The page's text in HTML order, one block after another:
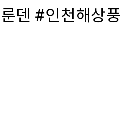
덴 #인천해상